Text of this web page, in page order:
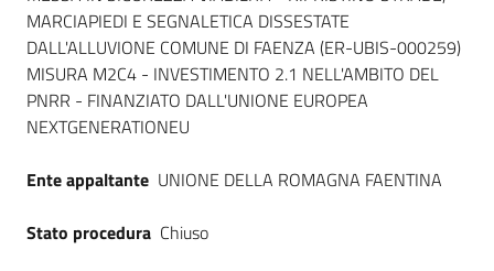
MARCIAPIEDI E SEGNALETICA DISSESTATE
DALL'ALLUVIONE COMUNE DI FAENZA (ER-UBIS-000259)
MISURA M2C4 - INVESTIMENTO 2.1 NELL'AMBITO DEL
PNRR - FINANZIATO DALL'UNIONE EUROPEA
NEXTGENERATIONEU
Ente appaltante UNIONE DELLA ROMAGNA FAENTINA
Stato procedura Chiuso